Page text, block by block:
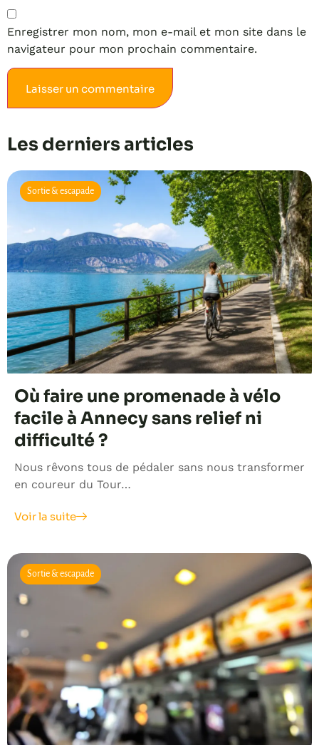
Enregistrer mon nom, mon e-mail et mon site dans le
navigateur pour mon prochain commentaire.
Les derniers articles
Sortie & escapade
Où faire une promenade à vélo
facile à Annecy sans relief ni
difficulté ?
Nous rêvons tous de pédaler sans nous transformer
en coureur du Tour…
Voir la suite
Sortie & escapade